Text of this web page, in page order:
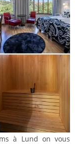
à Lund on vous